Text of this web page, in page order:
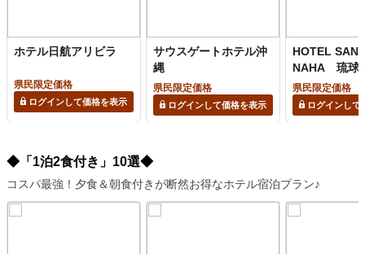
ホテル日航アリビラ
県民限定価格
ログインして価格を表示
サウスゲートホテル沖
縄
県民限定価格
ログインして価格を表示
HOTEL
NAHA 琉球
上の湯
県民限定価格
ログインして
◆「1泊2食付き」10選◆
コスパ最強！夕食＆朝食付きが断然お得なホテル宿泊プラン♪